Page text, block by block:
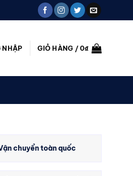
NHẬP GIỎ HÀNG /0₫
chuyển toàn quốc